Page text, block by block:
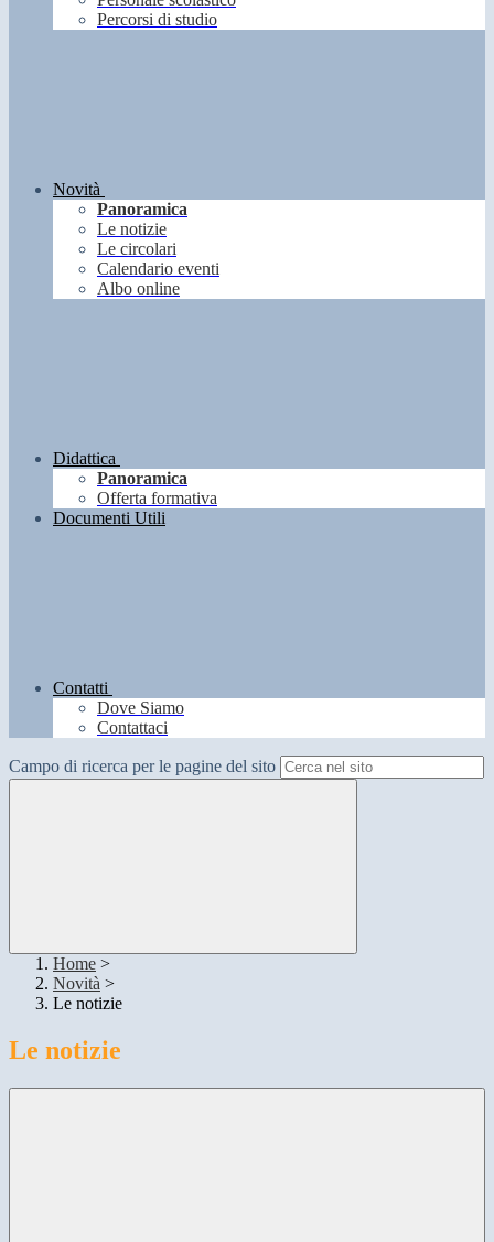
Percorsi di studio
Novità
Panoramica
Le notizie
Le circolari
Calendario eventi
Albo online
Didattica
Panoramica
Offerta formativa
Documenti Utili
Contatti
Dove Siamo
Contattaci
Campo di ricerca per le pagine del sito
Home >
Novità >
Le notizie
Le notizie